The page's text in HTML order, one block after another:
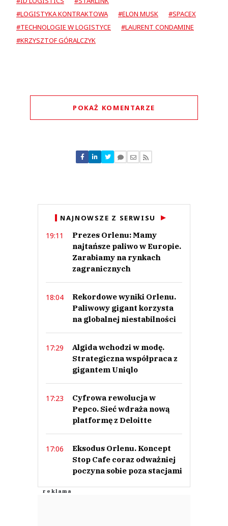
#LOGISTYKA KONTRAKTOWA
#ELON MUSK
#SPACEX
#TECHNOLOGIE W LOGISTYCE
#LAURENT CONDAMINE
#KRZYSZTOF GÓRALCZYK
POKAŻ KOMENTARZE
Nie znaleziono komentarzy
Zostaw swoje komentarze
NAJNOWSZE Z SERWISU
19:11
Prezes Orlenu: Mamy
najtańsze paliwo w Europie.
Zarabiamy na rynkach
zagranicznych
18:04
Rekordowe wyniki Orlenu.
Paliwowy gigant korzysta
na globalnej niestabilności
17:29
Algida wchodzi w modę.
Strategiczna współpraca z
gigantem Uniqlo
17:23
Cyfrowa rewolucja w
Pepco. Sieć wdraża nową
platformę z Deloitte
17:06
Eksodus Orlenu. Koncept
Stop Cafe coraz odważniej
poczyna sobie poza stacjami